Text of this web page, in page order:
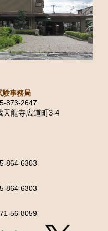
験事務局
873-2647
龍寺広道町3-4
864-6303
864-6303
56-8059